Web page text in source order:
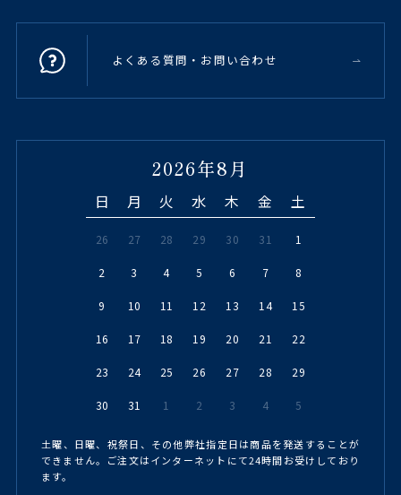
よくある質問・お問い合わせ
2026年8月
日 月 火 水 木 金 土
26 27 28 29 30 31 1
2 3 4 5 6 7 8
9 10 11 12 13 14 15
16 17 18 19 20 21 22
23 24 25 26 27 28 29
30 31 1 2 3 4 5
土曜、日曜、祝祭日、その他弊社指定日は商品を発送することが
できません。ご注文はインターネットにて24時間お受けしており
ます。